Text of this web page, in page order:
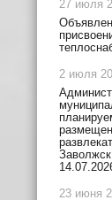
27 июля
2 июля
23 июня